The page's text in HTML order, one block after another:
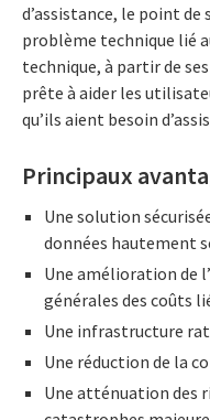
d’assistance, le point
problème technique lié
technique, à partir de
prête à aider les
qu’ils aient besoin
Principaux
Une solution
données hautement
Une amélioration de
générales des coûts
Une infrastructure
Une réduction de la
Une atténuation des